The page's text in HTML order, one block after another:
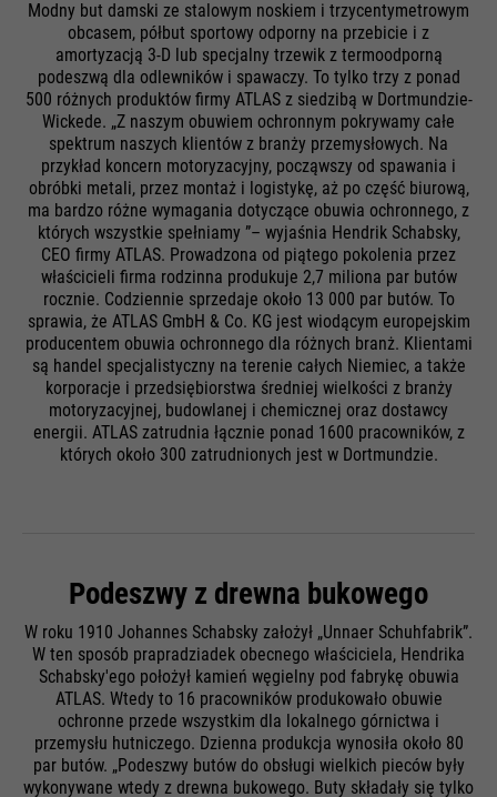
Cel
Używany jako identyfikator sesji
użytkownika, aby umożliwić
rozpoznanie użytkownika, a tym
samym utrzymać sesję otwartą.
Zawiera on losowy identyfikator,
a nie określone dane
użytkownika.
Nazwa
PHPSESSID
Dostawca
Ende der Sitzung
Żywotność
Czas trwania sesji
Cel
Standardowa identyfikacja sesji
PHP (dotyczy tylko
Nazwa
be_typo_user
Dostawca
TYPO3
Żywotność
Czas trwania sesji
Cel
Ten plik cookie informuje
witrynę, czy użytkownik jest
Nazwa
__utma
Dostawca
Google Analytics
Żywotność
24 miesiące
Cel
Służy do rozróżniania sesji
użytkowników.
Nazwa
__utmb
Dostawca
Google Analytics
Żywotność
30 dni
Nazwa
__utmc
Dostawca
Google Analytics
Żywotność
Czas trwania sesji
Informacje o ciasteczkach
Media zewnętrzne
Na tej stronie korzystamy z Google Maps. To pozwala
nam wyświetlać interaktywne mapy bezpośrednio na
stronie internetowej i umożliwia wygodne korzystanie z
funkcji mapy.
Nazwa
NID
Dostawca
Google Maps
Żywotność
6 miesięcy
Służy do wyświetlania Map
Google. Pliki cookie są
Google używa do zapisywania
preferowanych ustawień i innych
informacji, np. preferowany język
itp.
Nazwa
1P_JAR
Informacje o ciasteczkach
Externe Inhalte
Modny but damski ze stalowym noskiem i trzycentymetrowym
obcasem, półbut sportowy odporny na przebicie i z
amortyzacją 3-D lub specjalny trzewik z termoodporną
podeszwą dla odlewników i spawaczy. To tylko trzy z ponad
500 różnych produktów firmy ATLAS z siedzibą w Dortmundzie-
Wickede. „Z naszym obuwiem ochronnym pokrywamy całe
spektrum naszych klientów z branży przemysłowych. Na
przykład koncern motoryzacyjny, począwszy od spawania i
obróbki metali, przez montaż i logistykę, aż po część biurową,
ma bardzo różne wymagania dotyczące obuwia ochronnego, z
których wszystkie spełniamy ”– wyjaśnia Hendrik Schabsky,
CEO firmy ATLAS. Prowadzona od piątego pokolenia przez
właścicieli firma rodzinna produkuje 2,7 miliona par butów
rocznie. Codziennie sprzedaje około 13 000 par butów. To
sprawia, że ​​ATLAS GmbH & Co. KG jest wiodącym europejskim
producentem obuwia ochronnego dla różnych branż. Klientami
są handel specjalistyczny na terenie całych Niemiec, a także
korporacje i przedsiębiorstwa średniej wielkości z branży
motoryzacyjnej, budowlanej i chemicznej oraz dostawcy
energii. ATLAS zatrudnia łącznie ponad 1600 pracowników, z
których około 300 zatrudnionych jest w Dortmundzie.
Podeszwy z drewna bukowego
W roku 1910 Johannes Schabsky założył „Unnaer Schuhfabrik”.
W ten sposób prapradziadek obecnego właściciela, Hendrika
Schabsky'ego położył kamień węgielny pod fabrykę obuwia
ATLAS. Wtedy to 16 pracowników produkowało obuwie
ochronne przede wszystkim dla lokalnego górnictwa i
przemysłu hutniczego. Dzienna produkcja wynosiła około 80
par butów. „Podeszwy butów do obsługi wielkich pieców były
wykonywane wtedy z drewna bukowego. Buty składały się tylko